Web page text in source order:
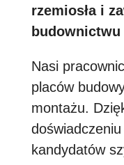
rzemiosła i
budownictwu
Nasi
placów
montażu.
kandydatów